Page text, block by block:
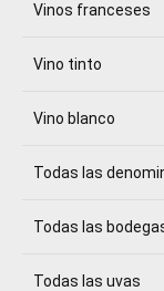
Vinos franceses
Vino tinto
Vino blanco
Todas las
Todas las
Todas las uvas